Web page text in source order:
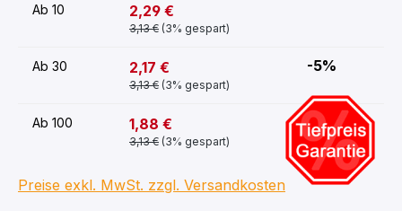
Ab 10 2,29 €
3,13 € (3% gespart)
Ab 30 2,17 €
3,13 € (3% gespart)
-5%
Ab 100 1,88 €
3,13 € (3% gespart)
-18%
Preise exkl. MwSt. zzgl. Versandkosten